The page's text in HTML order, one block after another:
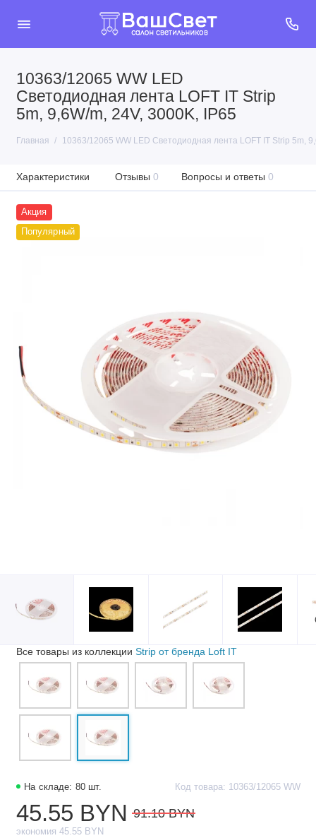
10363/12065 WW LED
Светодиодная лента LOFT IT Strip
5m, 9,6W/m, 24V, 3000K, IP65
Главная 10363/12065 WW LED Светодиодная лента LOFT IT Strip 5m,
Характеристики Отзывы 0 Вопросы и ответы 0
Акция
Популярный
На складе: 80 шт. Код товара: 10363/12065 WW
45.55 BYN 91.10 BYN
экономия 45.55 BYN
Все товары из коллекции Strip от бренда Loft IT